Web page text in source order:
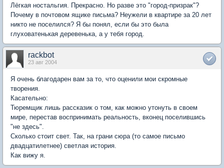
Лёгкая ностальгия. Прекрасно. Но разве это "город-призрак"?
Почему в почтовом ящике письма? Неужели в квартире за 20 лет
никто не поселился? Я бы понял, если бы это была
глуховатенькая деревенька, а у тебя город.
rackbot
23 авг 2004
Я очень благодарен вам за то, что оценили мои скромные
творения.
Касательно:
Тюремщик лишь рассказик о том, как можно утонуть в своем
мире, перестав воспринимать реальность, вконец поселившись
"не здесь".
Сколько стоит свет. Так, на грани сюра (то самое письмо
двадцатилетнее) светлая история.
Как вижу я.